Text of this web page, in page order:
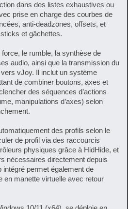
dans des listes exhaustives ou
prise en charge des courbes de
anti-deadzones, offsets, et
et gâchettes.
le rumble, la synthèse de
audio, ainsi que la transmission du
vJoy. Il inclut un système
de combiner boutons, axes et
des séquences d’actions
manipulations d’axes) selon
des profils selon le
de profil via des raccourcis
physiques grâce à HidHide, et
nécessaires directement depuis
intégré permet également de
en manette virtuelle avec retour